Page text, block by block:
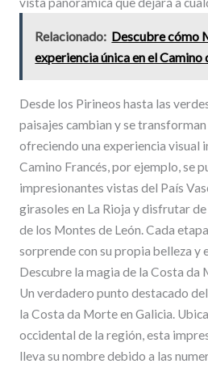
Relacionado: Descubre cómo
experiencia única en el Camino
Desde los Pirineos hasta las
paisajes cambian y se
ofreciendo una experiencia visual
Camino Francés, por ejemplo, se
impresionantes vistas del País
girasoles en La Rioja y disfrutar
de los Montes de León. Cada
sorprende con su propia belleza y
Descubre la magia de la Costa da
Un verdadero punto destacado
la Costa da Morte en Galicia.
occidental de la región, esta
lleva su nombre debido a las